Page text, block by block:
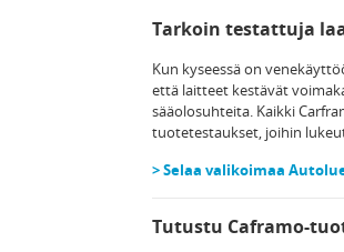
Tarkoin testattuja
Kun kyseessä on
että laitteet kestävät
sääolosuhteita. Kaikki
tuotetestaukset, joihin
> Selaa valikoimaa
Tutustu Caframo-